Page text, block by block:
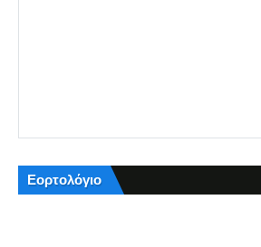
Εορτολόγιο